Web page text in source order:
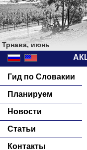
Трнава, июнь
Гид по Словакии
Планируем
Новости
Статьи
Контакты